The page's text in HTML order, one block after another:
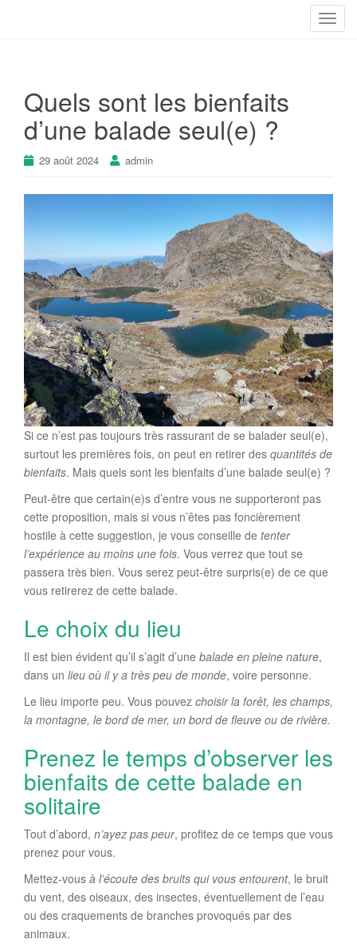
T
a
t
i
o
n
Quels sont les bienfaits
d’une balade seul(e) ?
29 août 2024 admin
Si ce n’est pas toujours très rassurant de se balader seul(e),
surtout les premières fois, on peut en retirer des quantités de
bienfaits. Mais quels sont les bienfaits d’une balade seul(e) ?
Peut-être que certain(e)s d’entre vous ne supporteront pas
cette proposition, mais si vous n’êtes pas foncièrement
hostile à cette suggestion, je vous conseille de tenter
l’expérience au moins une fois. Vous verrez que tout se
passera très bien. Vous serez peut-être surpris(e) de ce que
vous retirerez de cette balade.
Le choix du lieu
Il est bien évident qu’il s’agit d’une balade en pleine nature,
dans un lieu où il y a très peu de monde, voire personne.
Le lieu importe peu. Vous pouvez choisir la forêt, les champs,
la montagne, le bord de mer, un bord de fleuve ou de rivière.
Prenez le temps d’observer les
bienfaits de cette balade en
solitaire
Tout d’abord, n’ayez pas peur, profitez de ce temps que vous
prenez pour vous.
Mettez-vous à l’écoute des bruits qui vous entourent, le bruit
du vent, des oiseaux, des insectes, éventuellement de l’eau
ou des craquements de branches provoqués par des
animaux.